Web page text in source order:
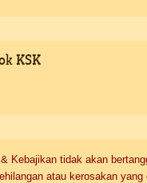
KSK
Kebajikan tidak akan
atau kerosakan